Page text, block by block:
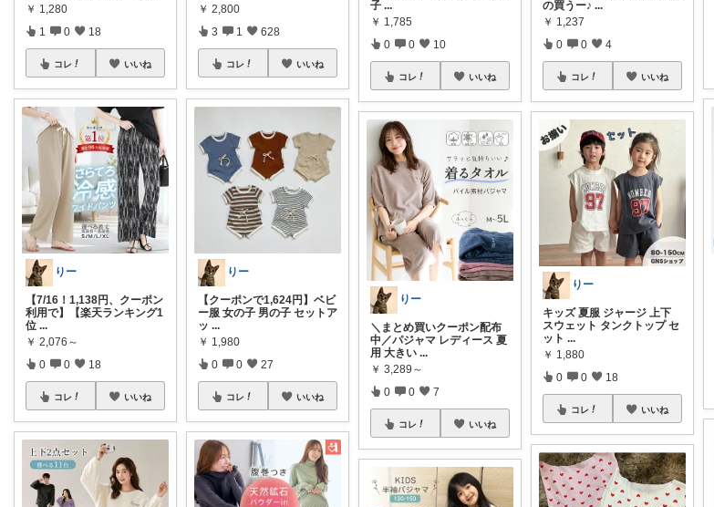
￥ 1,280
1 0 18
コレ いいね
りー
【7/16！1,138円、クーポン
利用で】【楽天ランキング1
位 ...
￥ 2,076～
0 0 18
コレ いいね
￥ 2,800
3 1 628
コレ いいね
りー
【クーポンで1,624円】ベビ
ー服 女の子 男の子 セットア
ッ ...
￥ 1,980
0 0 27
コレ いいね
子...
￥ 1,785
0 0 10
コレ いいね
りー
＼まとめ買いクーポン配布
中／パジャマ レディース 夏
用 大きい ...
￥ 3,289～
0 0 7
コレ いいね
の買うー♪ ...
￥ 1,237
0 0 4
コレ いいね
りー
キッズ 夏服 ジャージ 上下
スウェット タンクトップ セ
ット ...
￥ 1,880
0 0 18
コレ いいね